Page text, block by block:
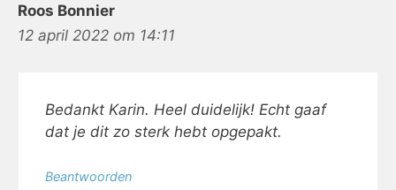
Roos Bonnier
12 april 2022 om 14:11
Bedankt Karin. Heel duidelijk! Echt gaaf
dat je dit zo sterk hebt opgepakt.
Beantwoorden